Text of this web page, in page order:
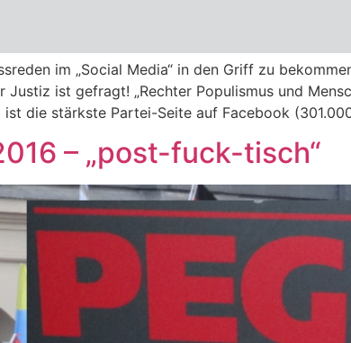
im „Social Media“ in den Griff zu
Justiz ist gefragt! „Rechter Populismus und
ist die stärkste Partei-Seite auf Facebook
– „post-fuck-tisch“